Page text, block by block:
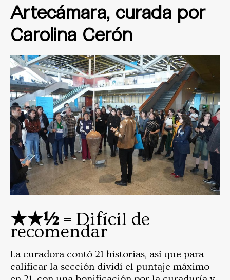
Artecámara, curada por
Carolina Cerón
★★½ = Difícil de
recomendar
La curadora contó 21 historias, así que para
calificar la sección dividí el puntaje máximo